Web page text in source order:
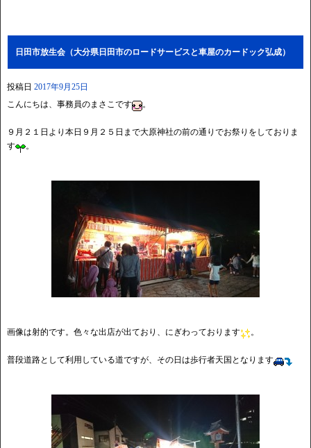
日田市放生会（大分県日田市のロードサービスと車屋のカードック弘成）
投稿日 2017年9月25日
こんにちは、事務員のまさこです
。
９月２１日より本日９月２５日まで大原神社の前の通りでお祭りをしておりま
す
。
画像は射的です。色々な出店が出ており、にぎわっております 。
普段道路として利用している道ですが、その日は歩行者天国となります